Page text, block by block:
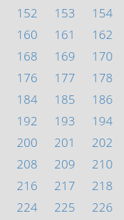
152 153 154
160 161 162
168 169 170
176 177 178
184 185 186
192 193 194
200 201 202
208 209 210
216 217 218
224 225 226